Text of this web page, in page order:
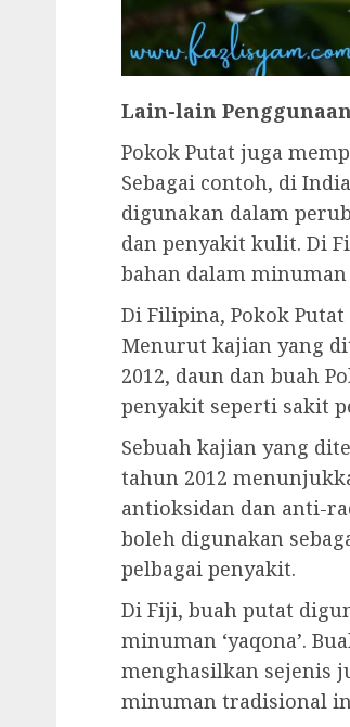
Lain-lain
Pokok Putat juga
Sebagai contoh, di
digunakan dalam
dan penyakit kulit. Di
bahan dalam minuman
Di Filipina, Pokok
Menurut kajian yang
2012, daun dan buah
penyakit seperti sakit
Sebuah kajian yang
tahun 2012
antioksidan dan anti-
boleh digunakan
pelbagai penyakit.
Di Fiji, buah putat
minuman ‘yaqona’.
menghasilkan sejenis
minuman tradisional